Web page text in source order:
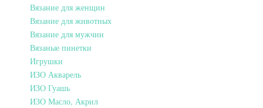
Вязание для женщин
Вязание для животных
Вязание для мужчин
Вязаные пинетки
Игрушки
ИЗО Акварель
ИЗО Гуашь
ИЗО Масло, Акрил